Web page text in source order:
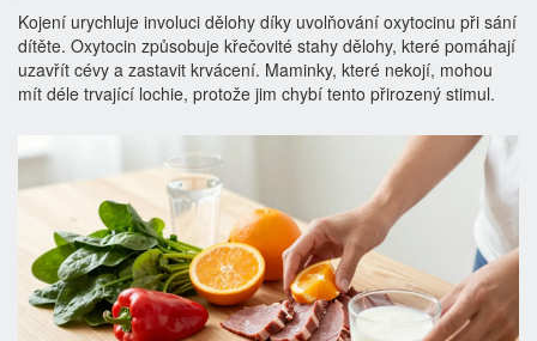
Kojení urychluje involuci dělohy díky uvolňování oxytocinu při sání
dítěte. Oxytocin způsobuje křečovité stahy dělohy, které pomáhají
uzavřít cévy a zastavit krvácení. Maminky, které nekojí, mohou
mít déle trvající lochie, protože jim chybí tento přirozený stimul.